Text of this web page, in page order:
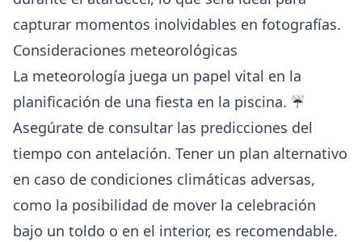
capturar momentos inolvidables en fotografías.
Consideraciones meteorológicas
La meteorología juega un papel vital en la
planificación de una fiesta en la piscina. ☔
Asegúrate de consultar las predicciones del
tiempo con antelación. Tener un plan alternativo
en caso de condiciones climáticas adversas,
como la posibilidad de mover la celebración
bajo un toldo o en el interior, es recomendable.